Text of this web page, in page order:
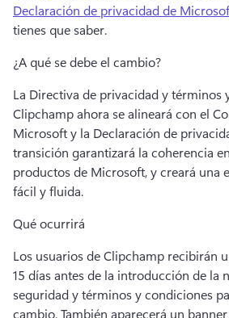
Declaración de privacidad de
tienes que saber.
¿A qué se debe el cambio?
La Directiva de privacidad y términos
Clipchamp ahora se alineará con el
Microsoft y la Declaración de
transición garantizará la coherencia
productos de Microsoft, y creará una
fácil y fluida.
Qué ocurrirá
Los usuarios de Clipchamp recibirán
15 días antes de la introducción de la
seguridad y términos y condiciones
cambio. También aparecerá un